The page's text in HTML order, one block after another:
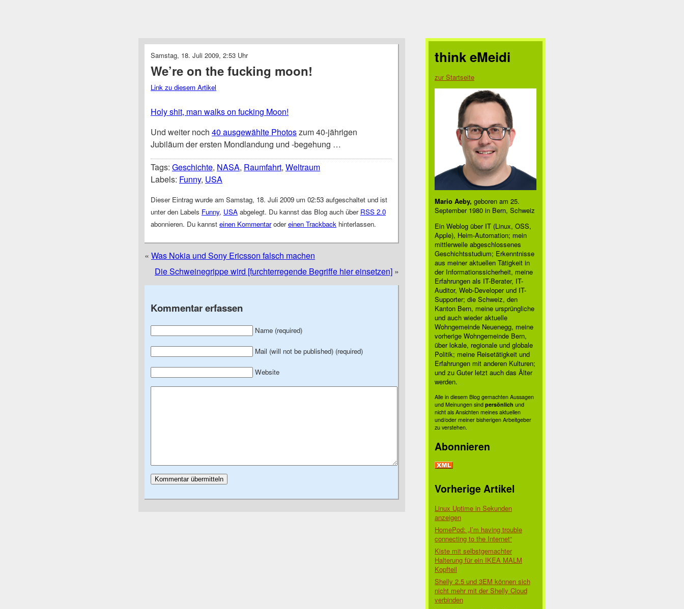
Samstag, 18. Juli 2009, 2:53 Uhr
We’re on the fucking moon!
Link zu diesem Artikel
Holy shit, man walks on fucking Moon!
Und weiter noch 40 ausgewählte Photoszum 40-jährigen
Jubiläum der ersten Mondlandung und -begehung …
Tags: Geschichte, NASA, Raumfahrt, Weltraum
Labels: Funny, USA
Dieser Eintrag wurde am Samstag, 18. Juli 2009 um 02:53 aufgeschaltet und ist
unter den Labels Funny, USA abgelegt. Du kannst das Blog auch über RSS 2.0
abonnieren. Du kannst einen Kommentarodereinen Trackback hinterlassen.
« Was Nokia und Sony Ericsson falsch machen
Die Schweinegrippe wird [furchterregende Begriffe hier einsetzen] »
Kommentar erfassen
Name (required)
Mail (will not be published) (required)
Website
think eMeidi
zur Startseite
Mario Aeby, geboren am 25.
September 1980 in Bern, Schweiz
Ein Weblog über IT (Linux, OSS,
Apple), Heim-Automation; mein
mittlerweile abgeschlossenes
Geschichtsstudium; Erkenntnisse
aus meiner aktuellen Tätigkeit in
der Informationssicherheit, meine
Erfahrungen als IT-Berater, IT-
Auditor, Web-Developer und IT-
Supporter; die Schweiz, den
Kanton Bern, meine ursprüngliche
und auch wieder aktuelle
Wohngemeinde Neuenegg, meine
vorherige Wohngemeinde Bern,
über lokale, regionale und globale
Politik; meine Reisetätigkeit und
Erfahrungen mit anderen Kulturen;
und zu Guter letzt auch das Älter
werden.
Alle in diesem Blog gemachten Aussagen
und Meinungen sind persönlich und
nicht als Ansichten meines aktuellen
und/oder meiner bisherigen Arbeitgeber
zu verstehen.
Abonnieren
Vorherige Artikel
Linux Uptime in Sekunden
anzeigen
HomePod: „I’m having trouble
connecting to the Internet“
Kiste mit selbstgemachter
Halterung für ein IKEA MALM
Kopfteil
Shelly 2.5 und 3EM können sich
nicht mehr mit der Shelly Cloud
verbinden